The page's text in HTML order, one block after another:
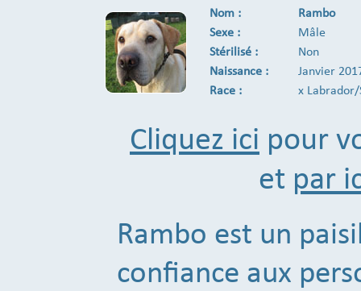
Nom :
Rambo
Sexe :
Mâle
Stérilisé :
Non
Naissance :
Janvier
Race :
x Labrador/
Cliquez ici pour
et par
Rambo est un
confiance aux